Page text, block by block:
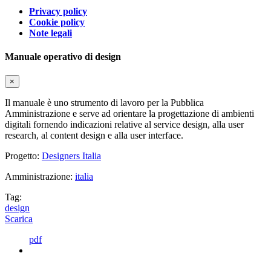
Privacy policy
Cookie policy
Note legali
Manuale operativo di design
×
Il manuale è uno strumento di lavoro per la Pubblica
Amministrazione e serve ad orientare la progettazione di ambienti
digitali fornendo indicazioni relative al service design, alla user
research, al content design e alla user interface.
Progetto: Designers Italia
Amministrazione: italia
Tag:
design
Scarica
pdf